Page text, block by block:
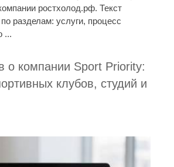
ростхолод.рф. Текст
разделам: услуги, процесс
...
о компании Sport Priority:
клубов, студий и